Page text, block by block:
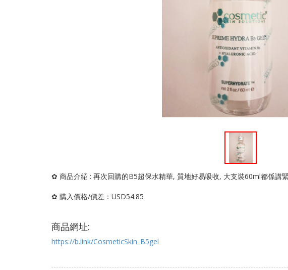
✿ 商品介紹 : 再次回購的B5超保水精華, 質地好易吸收, 大支裝60ml都係講
✿ 購入價格/價差：USD54.85
商品網址:
https://b.link/CosmeticSkin_B5gel